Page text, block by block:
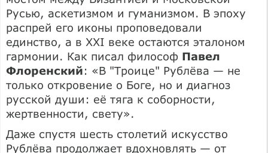
Русью, аскетизмом и гуманизмом. В эпоху
распрей его иконы проповедовали
единство, а в XXI веке остаются эталоном
гармонии. Как писал философ Павел
Флоренский: «В "Троице" Рублёва — не
только откровение о Боге, но и диагноз
русской души: её тяга к соборности,
жертвенности, свету».
Даже спустя шесть столетий искусство
Рублёва продолжает вдохновлять — от